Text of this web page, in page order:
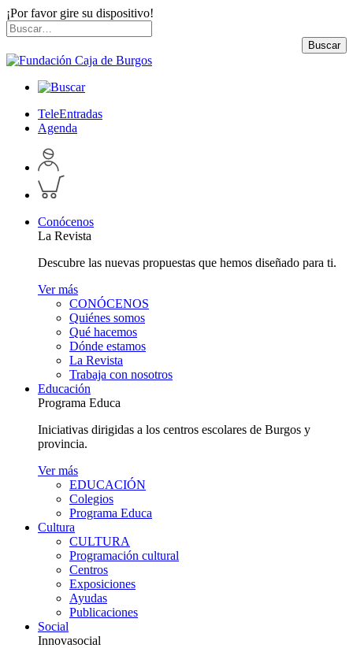
¡Por favor gire su dispositivo!
Skip
to
content
Buscar
por:
Buscar
TeleEntradas
Agenda
Acceder
a
perfil
personal
Inspeccionar
carrito
Conócenos
La Revista
Descubre las nuevas propuestas que hemos diseñado para ti.
Ver más
CONÓCENOS
Quiénes somos
Qué hacemos
Dónde estamos
La Revista
Trabaja con nosotros
Educación
Programa Educa
Iniciativas dirigidas a los centros escolares de Burgos y
provincia.
Ver más
EDUCACIÓN
Colegios
Programa Educa
Cultura
CULTURA
Programación cultural
Centros
Exposiciones
Ayudas
Publicaciones
Social
Innovasocial